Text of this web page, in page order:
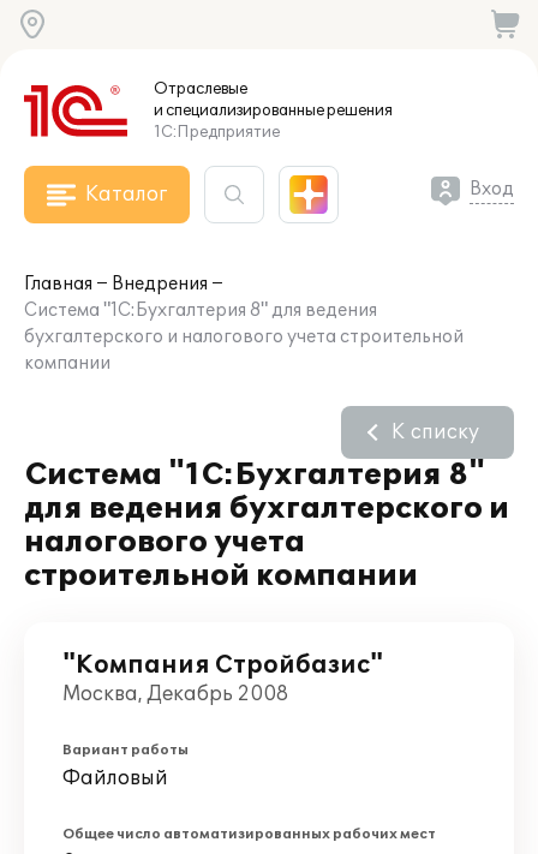
Отраслевые
и специализированныерешения
1С:Предприятие
Каталог Вход
Главная
Внедрения
Система "1С:Бухгалтерия 8" для ведения
бухгалтерского и налогового учета строительной
компании
Система "1С:Бухгалтерия 8"
для ведения бухгалтерского и
налогового учета
строительной компании
К списку
"Компания Стройбазис"
Москва, Декабрь 2008
Вариант работы
Файловый
Общее число автоматизированных рабочих мест